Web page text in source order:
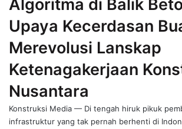
Algoritma di Balik
Upaya Kecerdasan
Merevolusi Lanskap
Ketenagakerjaan
Nusantara
Konstruksi Media — Di tengah hiruk pikuk
infrastruktur yang tak pernah berhenti di